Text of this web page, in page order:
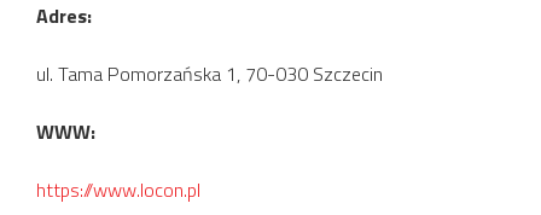
Adres:
ul. Tama Pomorzańska 1, 70-030 Szczecin
WWW:
https://www.locon.pl